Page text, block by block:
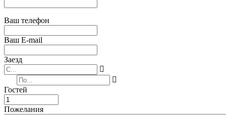
Ваш телефон
Ваш E-mail
Заезд
Гостей
Пожелания